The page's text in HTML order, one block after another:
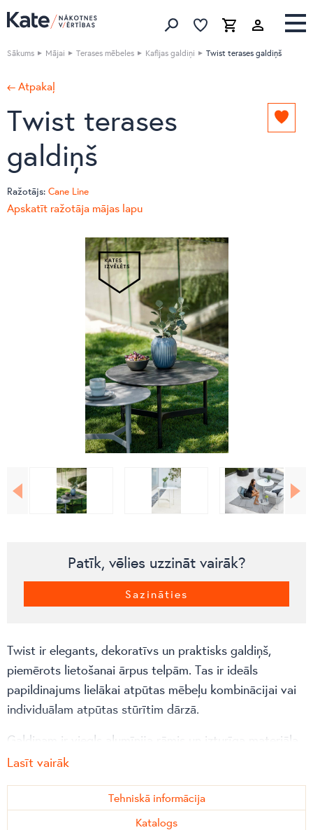
Meklēt produktus
IzlaseGrozs Izlase
Sākums Mājai Terases mēbeles Kafijas galdiņi Twist terases galdiņš
← Atpakaļ
Twist terases
galdiņš
Ražotājs: Cane Line
Apskatīt ražotāja mājas lapu
Patīk, vēlies uzzināt vairāk?
Sazināties
Twist ir elegants, dekoratīvs un praktisks galdiņš,
piemērots lietošanai ārpus telpām. Tas ir ideāls
papildinajums lielākai atpūtas mēbeļu kombinācijai vai
individuālam atpūtas stūrītim dārzā.
Galdiņam ir viegls alumīnija rāmis un izturīga materiāla
galda virsma. Rāmja dekorartīvais kāju stiprinājums
Gada aukstajos mēnešos galdiņš lieliski papildinās
mājas iekštelpu interjeru.
Lasīt vairāk
Tehniskā informācija
Katalogs